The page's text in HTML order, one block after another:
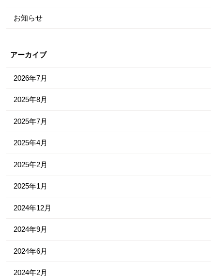
お知らせ
アーカイブ
2026年7月
2025年8月
2025年7月
2025年4月
2025年2月
2025年1月
2024年12月
2024年9月
2024年6月
2024年2月